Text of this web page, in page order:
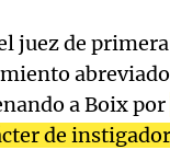
juez de
a Boix por
de